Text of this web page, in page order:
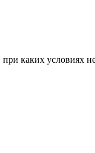
каких условиях